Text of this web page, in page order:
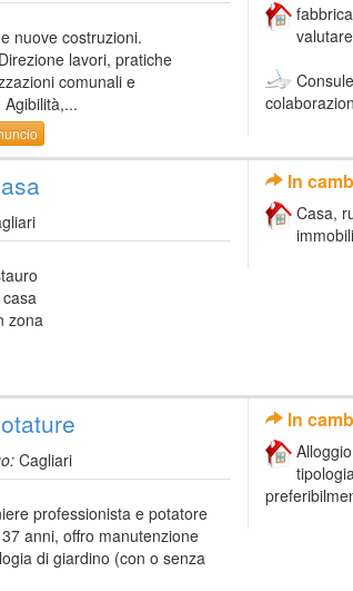
nuove costruzioni.
lavori, pratiche
comunali e
valutare
zona
In
Casa,
Cagliari
professionista e potatore
anni, offro manutenzione
di giardino (con o senza
In